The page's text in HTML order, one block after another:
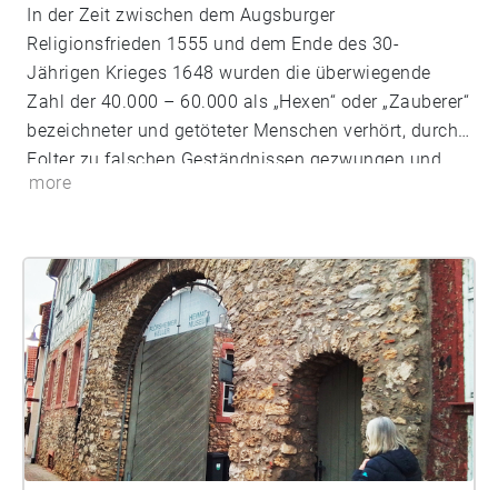
In der Zeit zwischen dem Augsburger
Religionsfrieden 1555 und dem Ende des 30-
Jährigen Krieges 1648 wurden die überwiegende
Zahl der 40.000 – 60.000 als „Hexen“ oder „Zauberer“
bezeichneter und getöteter Menschen verhört, durch
Folter zu falschen Geständnissen gezwungen und
hingerichtet. Dank verschiedener regionaler
bekannt. In diesem Walk erforschen wir die
Hexenverfolgung in Flörsheim.
more